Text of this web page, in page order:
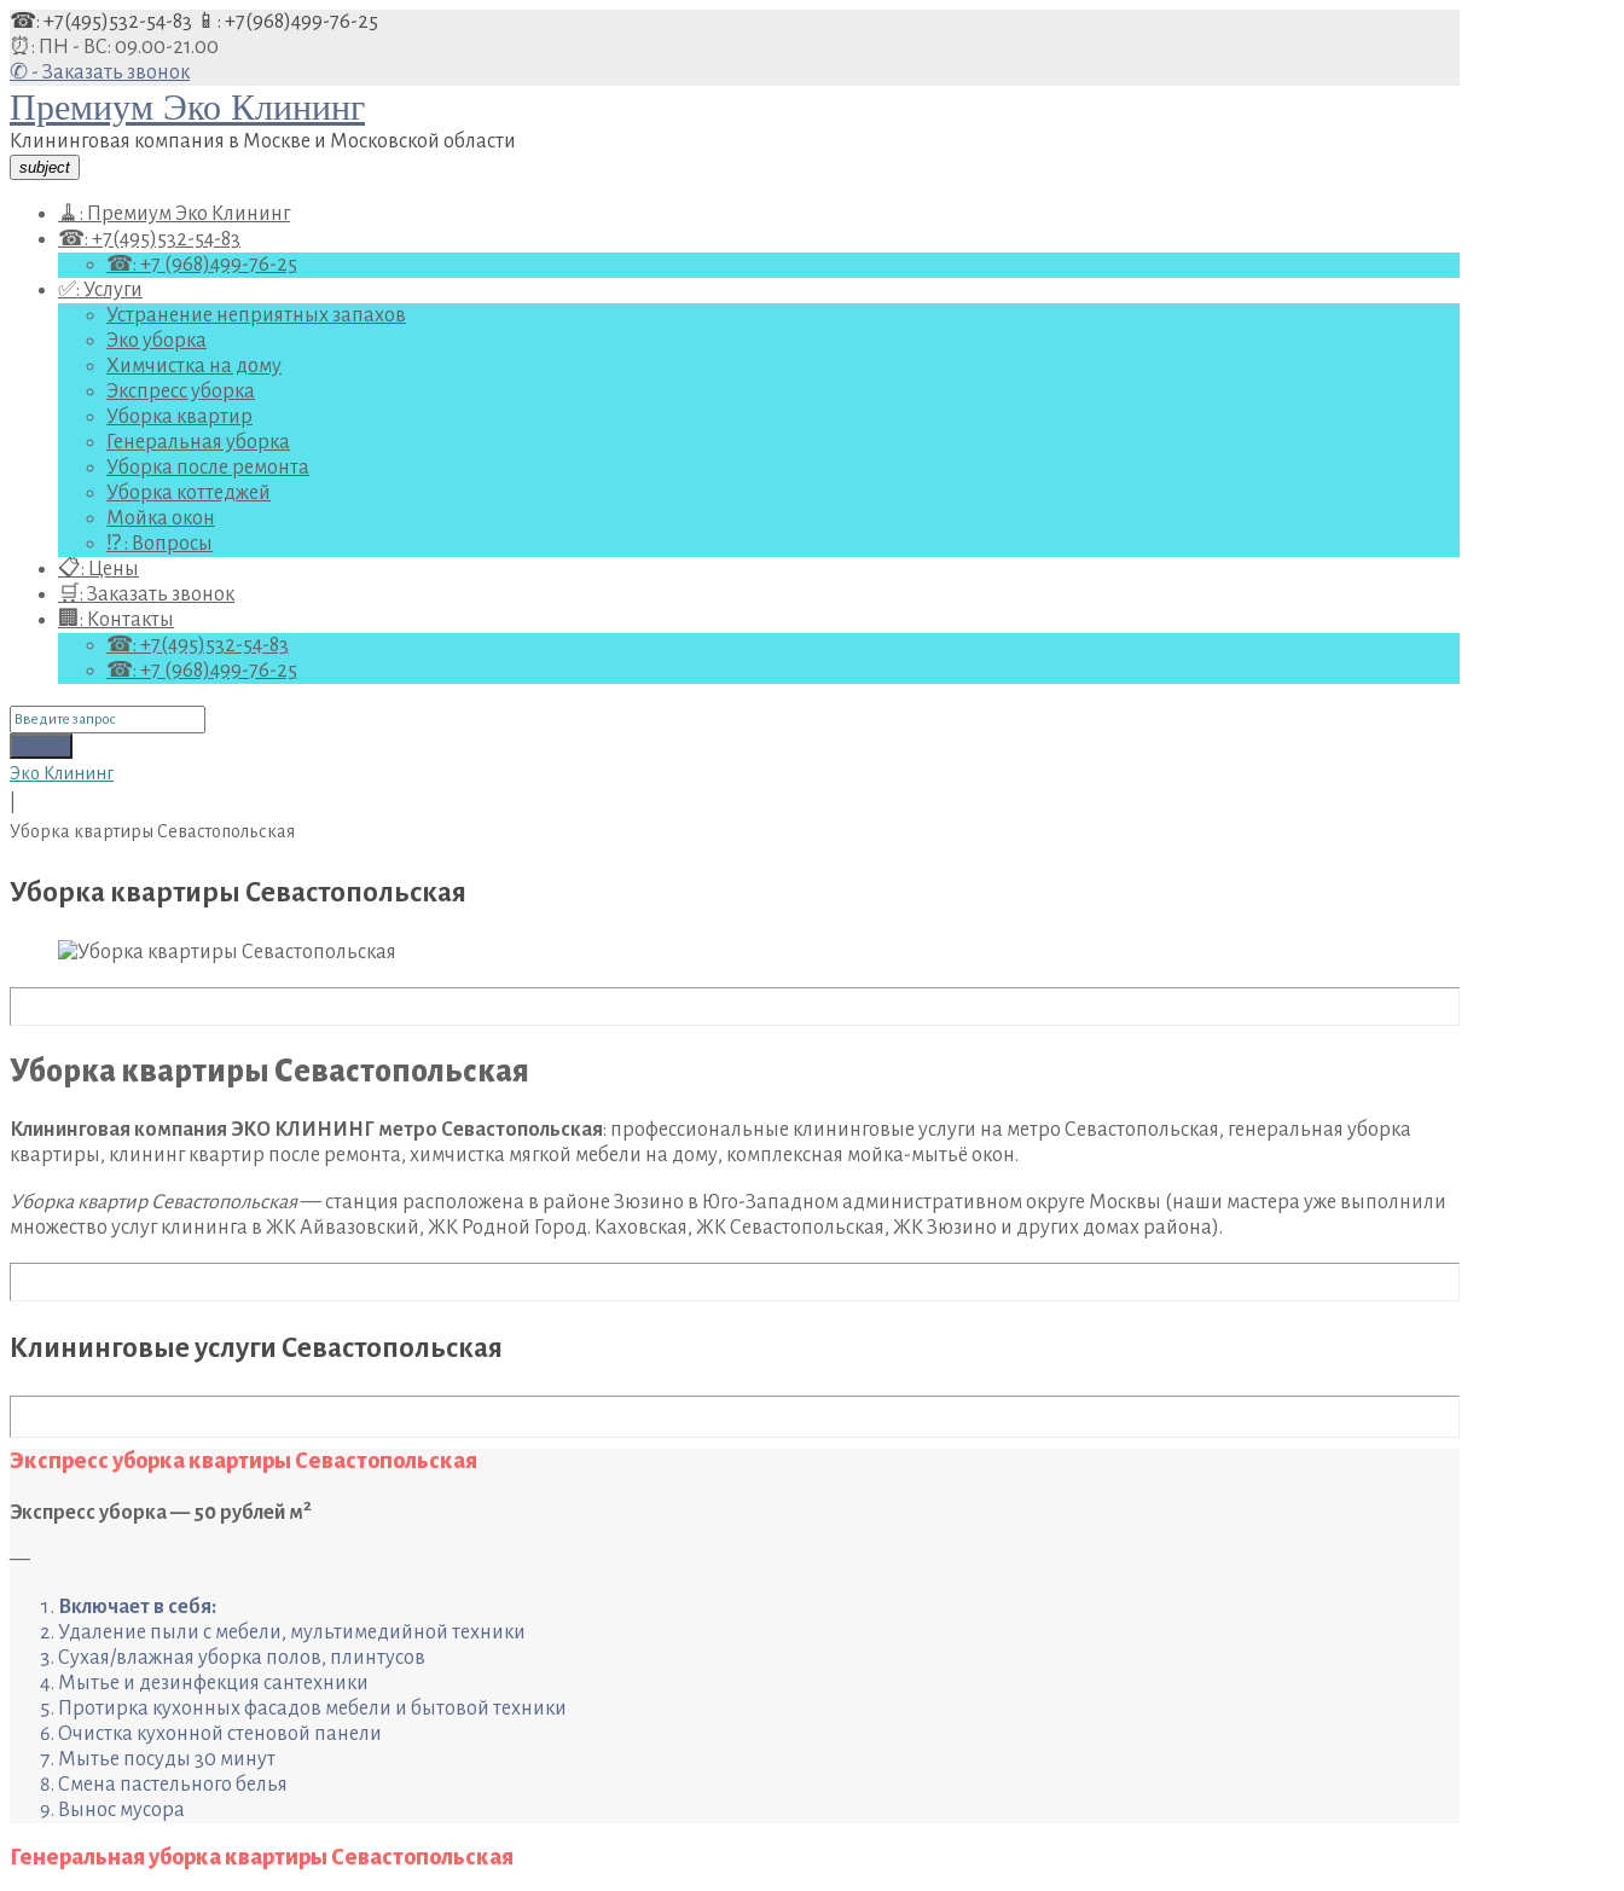
Перейти
к
содержанию
☎: +7(495)532-54-83 📱: +7(968)499-76-25
⏰: ПН - ВС: 09.00-21.00
✆ - Заказать звонок
Премиум Эко Клининг
Клининговая компания в Москве и Московской области
subject
🧹: Премиум Эко Клининг
☎: +7(495)532-54-83
☎: +7 (968)499-76-25
✅: Услуги
Устранение неприятных запахов
Эко уборка
Химчистка на дому
Экспресс уборка
Уборка квартир
Генеральная уборка
Уборка после ремонта
Уборка коттеджей
Мойка окон
⁉ : Вопросы
📋: Цены
🛒: Заказать звонок
🏢: Контакты
☎: +7(495)532-54-83
☎: +7 (968)499-76-25
Поиск
для:
Эко Клининг
Уборка квартиры Севастопольская
Уборка квартиры Севастопольская
Уборка квартиры Севастопольская
Клининговая компания ЭКО КЛИНИНГ метро Севастопольская: профессиональные клининговые услуги на метро Севастопольская, генеральная уборка
квартиры, клининг квартир после ремонта, химчистка мягкой мебели на дому, комплексная мойка-мытьё окон.
Уборка квартир Севастопольская— станция расположена в районе Зюзино в Юго-Западном административном округе Москвы (наши мастера уже выполнили
множество услуг клининга в ЖК Айвазовский, ЖК Родной Город. Каховская, ЖК Севастопольская, ЖК Зюзино и других домах района).
Клининговые услуги Севастопольская
Экспресс уборка квартиры Севастопольская
Экспресс уборка — 50 рублей м2
—
Включает в себя:
Удаление пыли с мебели, мультимедийной техники
Сухая/влажная уборка полов, плинтусов
Мытье и дезинфекция сантехники
Протирка кухонных фасадов мебели и бытовой техники
Очистка кухонной стеновой панели
Мытье посуды 30 минут
Смена пастельного белья
Вынос мусора
Генеральная уборка квартиры Севастопольская